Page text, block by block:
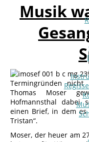
Musik
Termingründen
Thomas Moser
Hofmannsthal dabei
einen Brief, in dem
Tristan“.
Moser, der heuer am